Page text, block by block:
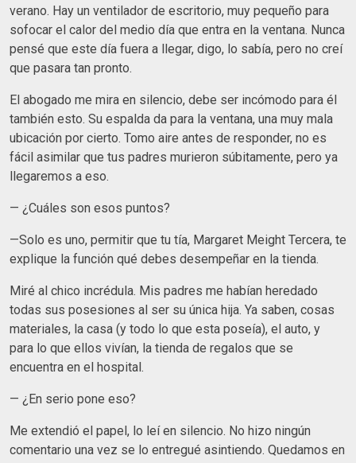
verano. Hay un ventilador de escritorio, muy pequeño para
sofocar el calor del medio día que entra en la ventana. Nunca
pensé que este día fuera a llegar, digo, lo sabía, pero no creí
que pasara tan pronto.
El abogado me mira en silencio, debe ser incómodo para él
también esto. Su espalda da para la ventana, una muy mala
ubicación por cierto. Tomo aire antes de responder, no es
fácil asimilar que tus padres murieron súbitamente, pero ya
llegaremos a eso.
— ¿Cuáles son esos puntos?
—Solo es uno, permitir que tu tía, Margaret Meight Tercera, te
explique la función qué debes desempeñar en la tienda.
Miré al chico incrédula. Mis padres me habían heredado
todas sus posesiones al ser su única hija. Ya saben, cosas
materiales, la casa (y todo lo que esta poseía), el auto, y
para lo que ellos vivían, la tienda de regalos que se
encuentra en el hospital.
— ¿En serio pone eso?
Me extendió el papel, lo leí en silencio. No hizo ningún
comentario una vez se lo entregué asintiendo. Quedamos en